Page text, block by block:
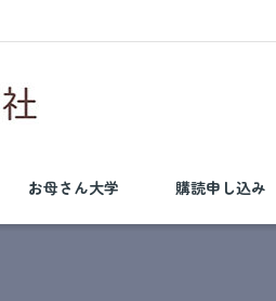
お母さん大学 購読申し込み